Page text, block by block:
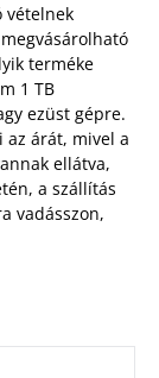
vételnek
terméke
1 TB
ezüst gépre.
az árát, mivel a
ellátva,
a szállítás
vadásszon,